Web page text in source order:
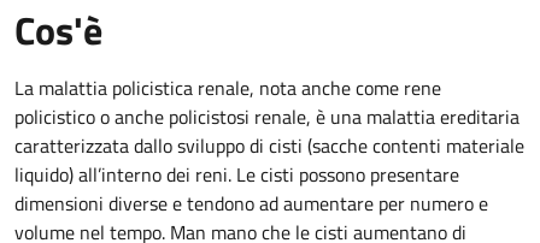
Cos'è
La malattia policistica renale, nota anche come rene
policistico o anche policistosi renale, è una malattia ereditaria
caratterizzata dallo sviluppo di cisti (sacche contenti materiale
liquido) all’interno dei reni. Le cisti possono presentare
dimensioni diverse e tendono ad aumentare per numero e
volume nel tempo. Man mano che le cisti aumentano di